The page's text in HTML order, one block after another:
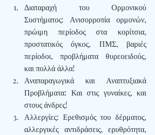
Διαταραχή του Ορμονικού
Συστήματος: Ανισορροπία ορμονών,
πρώιμη περίοδος στα κορίτσια,
προστατικός όγκος, ΠΜΣ, βαριές
περίοδοι, προβλήματα θυρεοειδούς,
και πολλά άλλα!
Αναπαραγωγικά και Αναπτυξιακά
Προβλήματα: Και στις γυναίκες, και
στους άνδρες!
Αλλεργίες: Ερεθισμός του δέρματος,
αλλεργικές αντιδράσεις, ερυθρότητα,